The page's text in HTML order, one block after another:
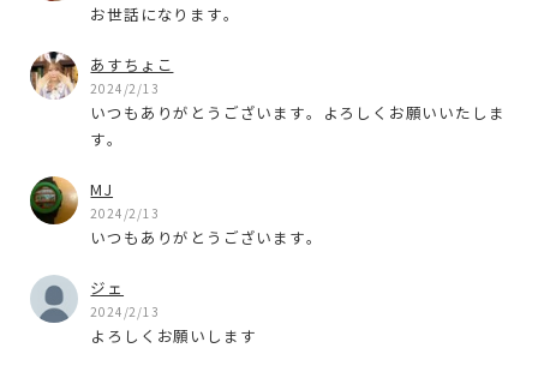
お世話になります。
あすちょこ
2024/2/13
いつもありがとうございます。よろしくお願いいたしま
す。
MJ
2024/2/13
いつもありがとうございます。
ジェ
2024/2/13
よろしくお願いします